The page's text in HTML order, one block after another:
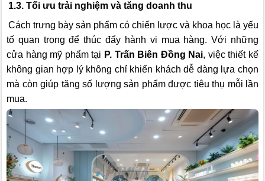
1.3. Tối ưu trải nghiệm và tăng doanh thu
Cách trưng bày sản phẩm có chiến lược và khoa học là yếu
tố quan trọng để thúc đẩy hành vi mua hàng. Với những
cửa hàng mỹ phẩm tại P. Trấn Biên Đồng Nai, việc thiết kế
không gian hợp lý không chỉ khiến khách dễ dàng lựa chọn
mà còn giúp tăng số lượng sản phẩm được tiêu thụ mỗi lần
mua.